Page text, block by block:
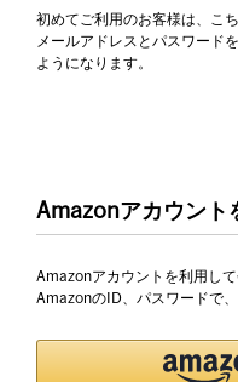
初めてご利用のお客様は、こ
メールアドレスとパスワード
ようになります。
Amazonアカウント
Amazonアカウントを利用して
AmazonのID、パスワードで